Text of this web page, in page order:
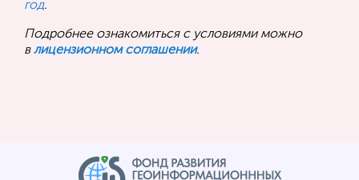
год.
Подробнее ознакомиться с условиями можно
влицензионном соглашении.